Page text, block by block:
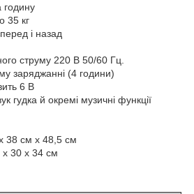
годину
35 кг
і назад
струму 220 В 50/60 Гц.
заряджанні (4 години)
6 В
гудка й окремі музичні функції
38 см х 48,5 см
x 30 x 34 см